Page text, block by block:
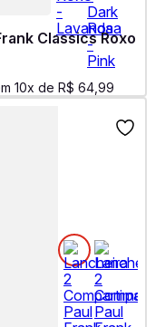
Classics Roxo
10x de R$ 64 99